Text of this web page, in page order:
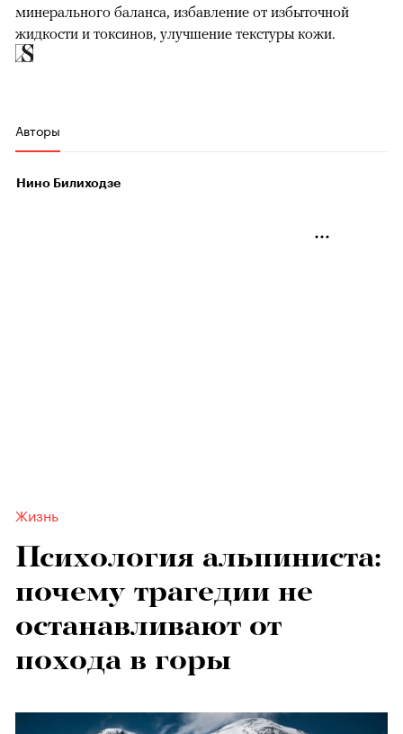
минерального баланса, избавление от избыточной
жидкости и токсинов, улучшение текстуры кожи.
Авторы
Нино Билиходзе
Жизнь
Психология альпиниста:
почему трагедии не
останавливают от
похода в горы